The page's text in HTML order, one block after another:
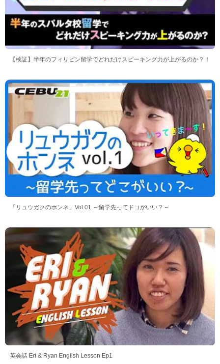
【検証】半年のフィリピン留学でどれだけスピーキング力が上がるのか？！
「リュウガクのホンネ」Vol.01 ～留学先ってドコがいい？～
英会話 Eri & Ryan English Lesson Ep1